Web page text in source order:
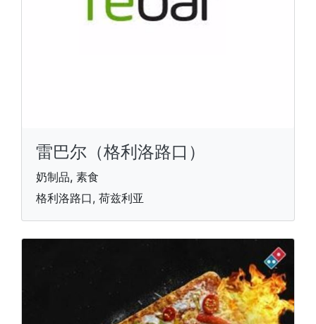
雷巴尔（格利洛路口）
奶制品, 素食
格利洛路口, 荷兹利亚